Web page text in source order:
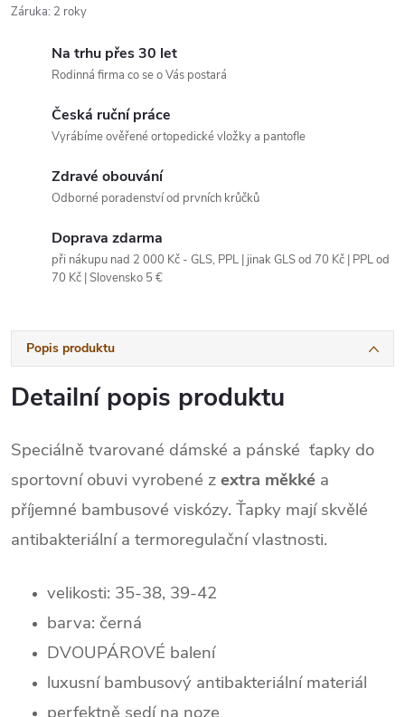
Záruka: 2 roky
Na trhu přes 30 let
Rodinná firma co se o Vás postará
Česká ruční práce
Vyrábíme ověřené ortopedické vložky a pantofle
Zdravé obouvání
Odborné poradenství od prvních krůčků
Doprava zdarma
při nákupu nad 2 000 Kč - GLS, PPL | jinak GLS od 70 Kč | PPL od
70 Kč | Slovensko 5 €
Popis produktu
Detailní popis produktu
Speciálně tvarované dámské a pánské ťapky do
sportovní obuvi vyrobené zextra měkké a
příjemné bambusové viskózy. Ťapky mají skvělé
antibakteriální a termoregulační vlastnosti.
velikosti: 35-38, 39-42
barva: černá
DVOUPÁROVÉ balení
luxusní bambusový antibakteriální materiál
perfektně sedí na noze